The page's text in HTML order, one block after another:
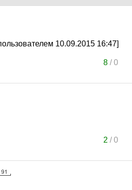
10.09.2015 16:47]
8/0
2 /0